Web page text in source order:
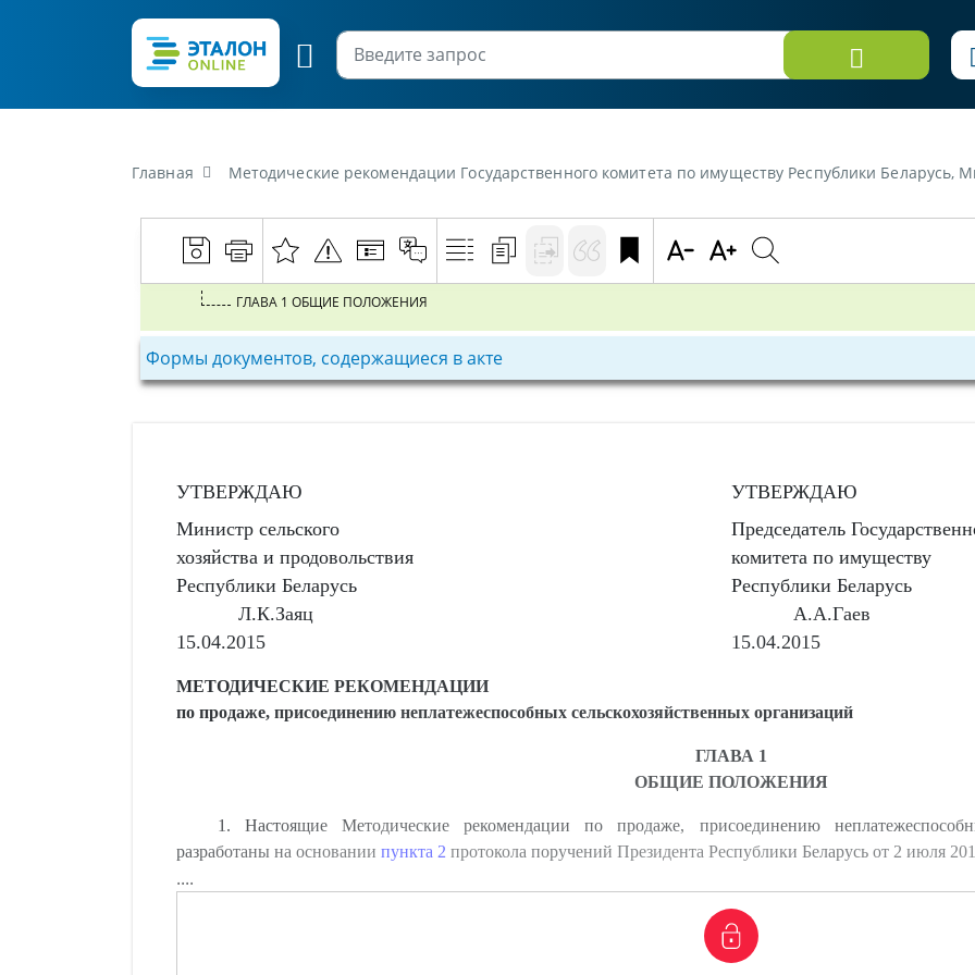
Главная Методические рекомендации Государственного комитета по имуществу Республики Беларусь, Министерства сельского хозяйства и продовольствия Республики Беларусь от 15 апреля 2015 г. «Методические
ГЛАВА 1 ОБЩИЕ ПОЛОЖЕНИЯ
Формы документов, содержащиеся в акте
УТВЕРЖДАЮ
Министр сельского
хозяйства и продовольствия
Республики Беларусь
Л.К.Заяц
15.04.2015
УТВЕРЖДАЮ
Председатель
комитета по имуществу
Республики Беларусь
А.А.Гаев
15.04.2015
МЕТОДИЧЕСКИЕ РЕКОМЕНДАЦИИ
по продаже, присоединению неплатежеспособных сельскохозяйственных организаций
ГЛАВА 1
ОБЩИЕ ПОЛОЖЕНИЯ
1. Настоящие Методические рекомендации по продаже, присоединению
разработаны на основании пункта 2 протокола поручений Президента Республики Беларусь от 2 июля
....